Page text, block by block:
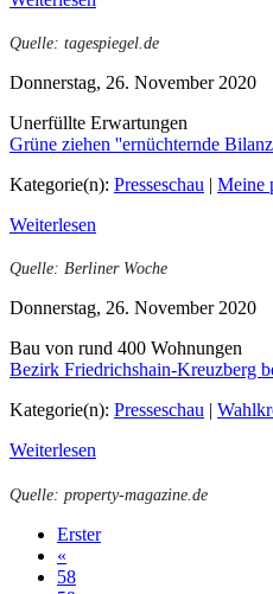
Quelle: tagespiegel.de
Donnerstag, 26. November 2020
Unerfüllte Erwartungen
Grüne ziehen ''ernüchternde
Kategorie(n): Presseschau | Meine
Weiterlesen
Quelle: Berliner Woche
Donnerstag, 26. November 2020
Bau von rund 400 Wohnungen
Bezirk Friedrichshain-Kreuzberg
Kategorie(n): Presseschau |
Weiterlesen
Quelle: property-magazine.de
Erster
«
58